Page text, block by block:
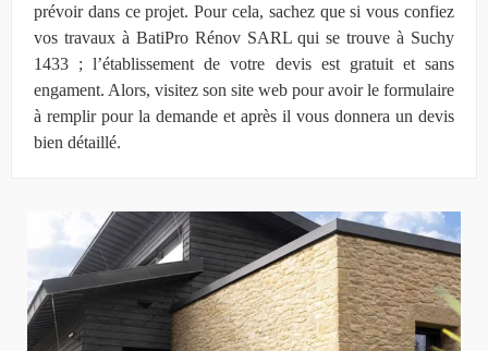
prévoir dans ce projet. Pour cela, sachez que si vous confiez
vos travaux à BatiPro Rénov SARL qui se trouve à Suchy
1433 ; l’établissement de votre devis est gratuit et sans
engament. Alors, visitez son site web pour avoir le formulaire
à remplir pour la demande et après il vous donnera un devis
bien détaillé.